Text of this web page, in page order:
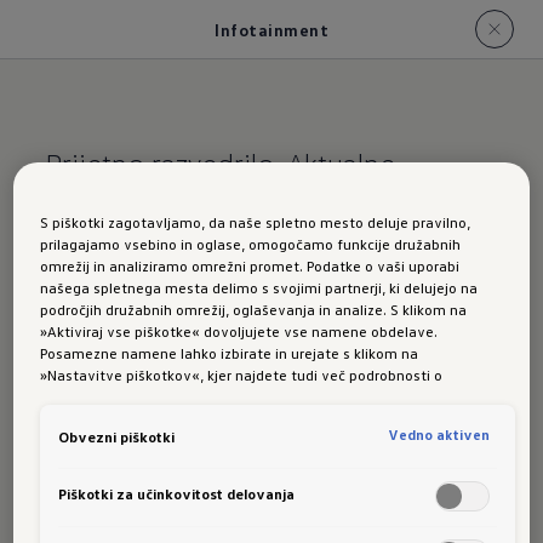
Infotainment
Prijetno razvedrilo. Aktualne
ID.3 Neo:
infotainment
SistemInnovision
združuje navigacijo, trgovino
asistenco IDA, ki skupaj ustvarjajo nov digitalni
S piškotki zagotavljamo, da naše spletno mesto deluje pravilno,
prilagajamo vsebino in oglase, omogočamo funkcije družabnih
omrežij in analiziramo omrežni promet. Podatke o vaši uporabi
našega spletnega mesta delimo s svojimi partnerji, ki delujejo na
področjih družabnih omrežij, oglaševanja in analize. S klikom na
»Aktiviraj vse piškotke« dovoljujete vse namene obdelave.
Posamezne namene lahko izbirate in urejate s klikom na
»Nastavitve piškotkov«, kjer najdete tudi več podrobnosti o
Obvezni piškotki
Vedno aktiven
Piškotki za učinkovitost delovanja